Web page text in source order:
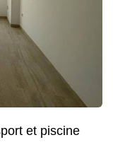
et piscine